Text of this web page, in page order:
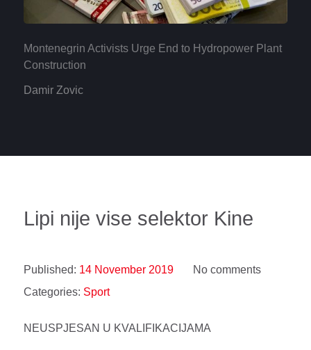
Montenegrin Activists Urge End to Hydropower Plant
Construction
Damir Zovic
Lipi nije vise selektor Kine
Published: 14 November 2019
No comments
Categories: Sport
NEUSPJESAN U KVALIFIKACIJAMA